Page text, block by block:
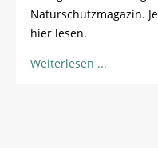
Naturschutzmagazin.
hier lesen.
Weiterlesen